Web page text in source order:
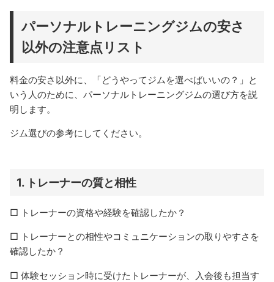
パーソナルトレーニングジムの安さ
以外の注意点リスト
料金の安さ以外に、「どうやってジムを選べばいいの？」と
いう人のために、パーソナルトレーニングジムの選び方を説
明します。
ジム選びの参考にしてください。
1. トレーナーの質と相性
□ トレーナーの資格や経験を確認したか？
□ トレーナーとの相性やコミュニケーションの取りやすさを
確認したか？
□ 体験セッション時に受けたトレーナーが、入会後も担当す